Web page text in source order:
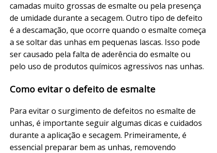
camadas muito grossas de esmalte ou pela presença
de umidade durante a secagem. Outro tipo de defeito
é a descamação, que ocorre quando o esmalte começa
a se soltar das unhas em pequenas lascas. Isso pode
ser causado pela falta de aderência do esmalte ou
pelo uso de produtos químicos agressivos nas unhas.
Como evitar o defeito de esmalte
Para evitar o surgimento de defeitos no esmalte de
unhas, é importante seguir algumas dicas e cuidados
durante a aplicação e secagem. Primeiramente, é
essencial preparar bem as unhas, removendo